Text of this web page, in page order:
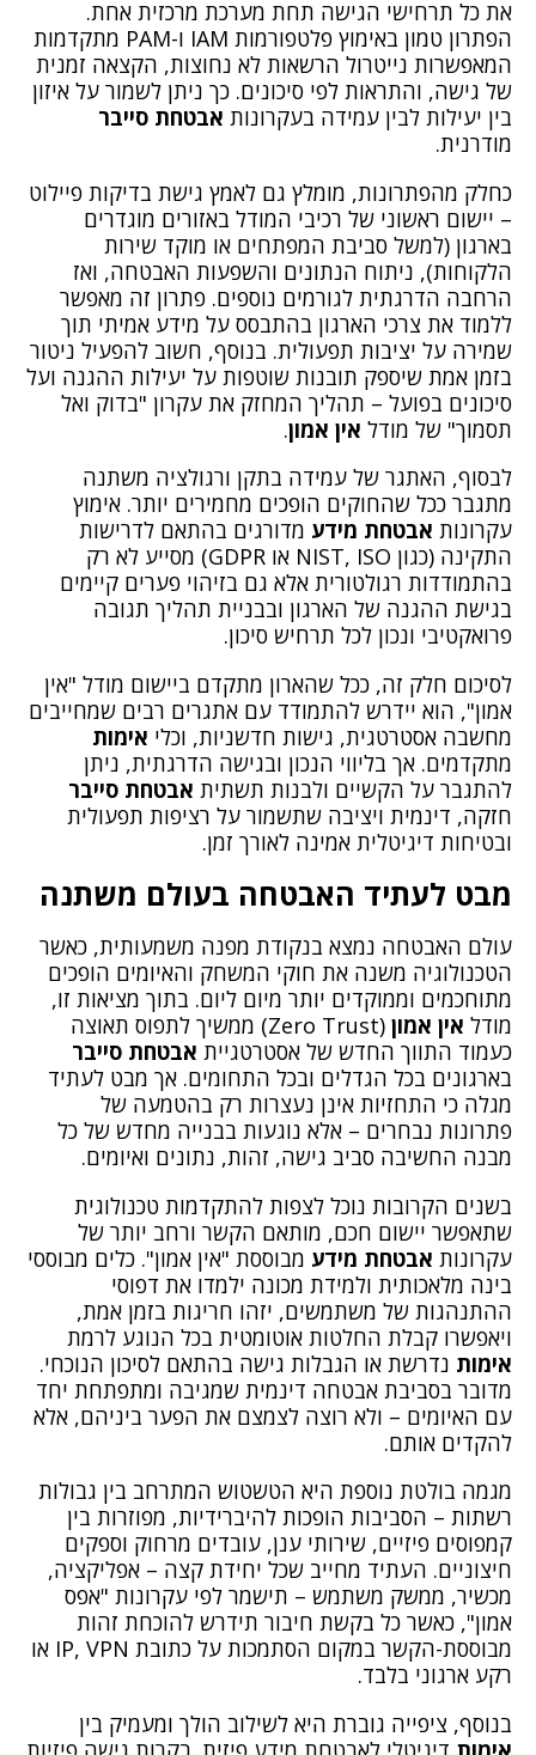
את כל תרחישי הגישה תחת מערכת מרכזית אחת.
הפתרון טמון באימוץ פלטפורמות IAM ו-PAM מתקדמות
המאפשרות נייטרול הרשאות לא נחוצות, הקצאה זמנית
של גישה, והתראות לפי סיכונים. כך ניתן לשמור על איזון
בין יעילות לבין עמידה בעקרונות אבטחת סייבר
מודרנית.
כחלק מהפתרונות, מומלץ גם לאמץ גישת בדיקות פיילוט
– יישום ראשוני של רכיבי המודל באזורים מוגדרים
בארגון (למשל סביבת המפתחים או מוקד שירות
הלקוחות), ניתוח הנתונים והשפעות האבטחה, ואז
הרחבה הדרגתית לגורמים נוספים. פתרון זה מאפשר
ללמוד את צרכי הארגון בהתבסס על מידע אמיתי תוך
שמירה על יציבות תפעולית. בנוסף, חשוב להפעיל ניטור
בזמן אמת שיספק תובנות שוטפות על יעילות ההגנה ועל
סיכונים בפועל – תהליך המחזק את עקרון "בדוק ואל
תסמוך" של מודל אין אמון.
לבסוף, האתגר של עמידה בתקן ורגולציה משתנה
מתגבר ככל שהחוקים הופכים מחמירים יותר. אימוץ
עקרונות אבטחת מידע מדורגים בהתאם לדרישות
התקינה (כגון NIST, ISO או GDPR) מסייע לא רק
בהתמודדות רגולטורית אלא גם בזיהוי פערים קיימים
בגישת ההגנה של הארגון ובבניית תהליך תגובה
פרואקטיבי ונכון לכל תרחיש סיכון.
לסיכום חלק זה, ככל שהארון מתקדם ביישום מודל "אין
אמון", הוא יידרש להתמודד עם אתגרים רבים שמחייבים
מחשבה אסטרטגית, גישות חדשניות, וכלי אימות
מתקדמים. אך בליווי הנכון ובגישה הדרגתית, ניתן
להתגבר על הקשיים ולבנות תשתית אבטחת סייבר
חזקה, דינמית ויציבה שתשמור על רציפות תפעולית
ובטיחות דיגיטלית אמינה לאורך זמן.
מבט לעתיד האבטחה בעולם משתנה
עולם האבטחה נמצא בנקודת מפנה משמעותית, כאשר
הטכנולוגיה משנה את חוקי המשחק והאיומים הופכים
מתוחכמים וממוקדים יותר מיום ליום. בתוך מציאות זו,
מודל אין אמון
(Zero Trust) ממשיך לתפוס תאוצה
כעמוד התווך החדש של אסטרטגיית אבטחת סייבר
בארגונים בכל הגדלים ובכל התחומים. אך מבט לעתיד
מגלה כי התחזיות אינן נעצרות רק בהטמעה של
פתרונות נבחרים – אלא נוגעות בבנייה מחדש של כל
מבנה החשיבה סביב גישה, זהות, נתונים ואיומים.
בשנים הקרובות נוכל לצפות להתקדמות טכנולוגית
שתאפשר יישום חכם, מותאם הקשר ורחב יותר של
עקרונות אבטחת מידע מבוססת "אין אמון". כלים מבוססי
בינה מלאכותית ולמידת מכונה ילמדו את דפוסי
ההתנהגות של משתמשים, יזהו חריגות בזמן אמת,
ויאפשרו קבלת החלטות אוטומטית בכל הנוגע לרמת
אימות נדרשת או הגבלות גישה בהתאם לסיכון הנוכחי.
מדובר בסביבת אבטחה דינמית שמגיבה ומתפתחת יחד
עם האיומים – ולא רוצה לצמצם את הפער ביניהם, אלא
להקדים אותם.
מגמה בולטת נוספת היא הטשטוש המתרחב בין גבולות
רשתות – הסביבות הופכות להיברידיות, מפוזרות בין
קמפוסים פיזיים, שירותי ענן, עובדים מרחוק וספקים
חיצוניים. העתיד מחייב שכל יחידת קצה – אפליקציה,
מכשיר, ממשק משתמש – תישמר לפי עקרונות "אפס
אמון", כאשר כל בקשת חיבור תידרש להוכחת זהות
מבוססת-הקשר במקום הסתמכות על כתובת IP, VPN או
רקע ארגוני בלבד.
בנוסף, ציפייה גוברת היא לשילוב הולך ומעמיק בין
תחומי השירות שלנו
אבטחת רשתות
ניהול זהויות וגישה
התמודדות עם אירועים
אבטחת מידע פיזית
כלים וטכנולוגיות נלווים
משאבי החברה
צור קשר
בואו לעבוד אצלנו
על עצמנו
קשרי משקיעים
בלוג וחדשות
קטגוריות מומלצות
מאג דיגיטל
אבטחת Web ו-API
אבטחת תחנות קצה
ניהול סיכונים
אבטחת מידע
בדיקות חדירה